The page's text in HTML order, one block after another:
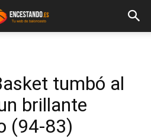
tumbó al
brillante
(94-83)